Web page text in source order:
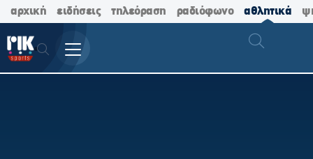
αρχική ειδήσεις τηλεόραση ραδιόφωνο αθλητικά